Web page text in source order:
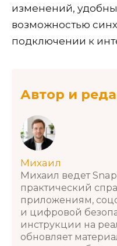
изменений,
возможностью
подключении к
Автор и
Михаил
Михаил ведет
практический
приложениям,
и цифровой
инструкции на
обновляет